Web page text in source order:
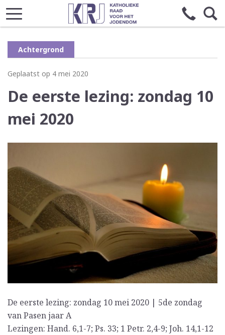
Achtergrond
Geplaatst op 4 mei 2020
De eerste lezing: zondag 10
mei 2020
De eerste lezing: zondag 10 mei 2020 | 5de zondag
van Pasen jaar A
Lezingen: Hand. 6,1-7; Ps. 33; 1 Petr. 2,4-9; Joh. 14,1-12